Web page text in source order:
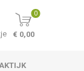
0
€ 0,00